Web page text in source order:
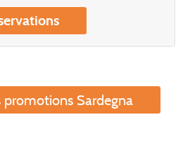
promotions Sardegna